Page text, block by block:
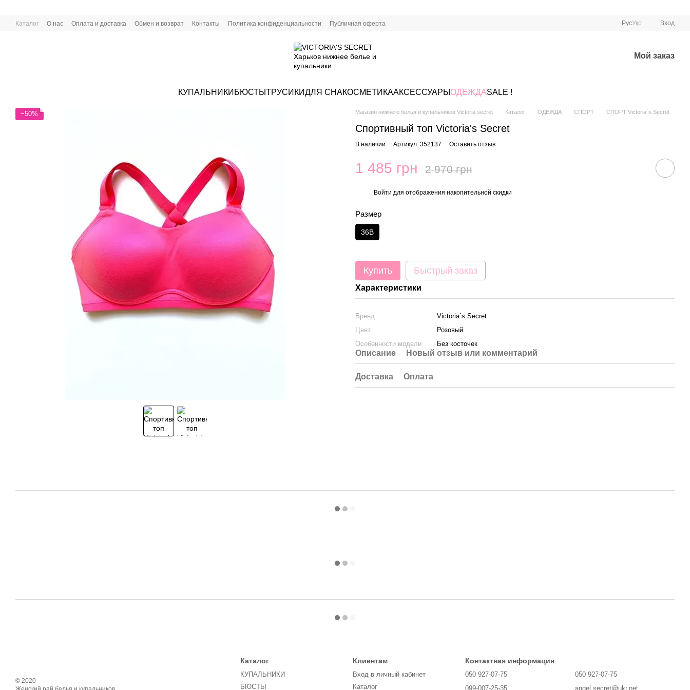
Каталог О нас Оплата и доставка Обмен и возврат Контакты Политика конфиденциальности Публичная оферта РусУкр Вход
Мой заказ
КУПАЛЬНИКИ БЮСТЫ ТРУСИКИДЛЯ СНАКОСМЕТИКААКСЕССУАРЫ ОДЕЖДАSALE !
−50% Магазин нижнего белья и купальников Victoria secret Каталог ОДЕЖДА СПОРТ СПОРТ Victoria`s Secret
Спортивный топ Victoria's Secret
В наличии Артикул: 352137 Оставить отзыв
1 485 грн 2 970 грн
Войти для отображения накопительной скидки
Размер
36B
Купить Быстрый заказ
Характеристики
Бренд
Victoria`s Secret
Цвет
Розовый
Особенности модели
Без косточек
Описание Новый отзыв или комментарий
Доставка Оплата
© 2020
Каталог
КУПАЛЬНИКИ
БЮСТЫ
Клиентам
Вход в личный кабинет
Каталог
Контактная информация
050 927-07-75
099-007-25-35
050 927-07-75
angel.secret@ukr.net